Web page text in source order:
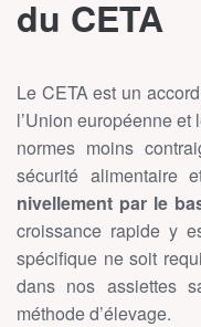
du CETA
Le CETA est un
l’Union européenne
normes moins
sécurité alimentaire
nivellement par le
croissance rapide y
spécifique ne soit
dans nos assiettes
méthode d’élevage.